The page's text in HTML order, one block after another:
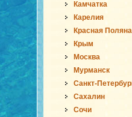
Камчатка
Карелия
Красная Поляна
Крым
Москва
Мурманск
Санкт-
Сахалин
Сочи